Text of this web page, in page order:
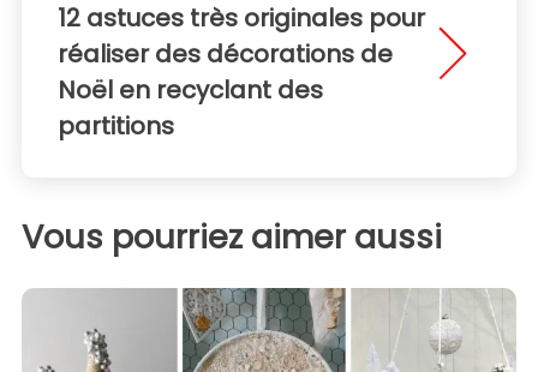
12 astuces très originales pour
réaliser des décorations de
Noël en recyclant des
partitions
Vous pourriez aimer aussi